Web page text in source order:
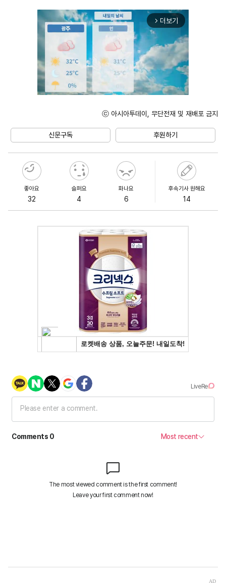
arrow_forward_ios 더보기
ⓒ 아시아투데이, 무단전재 및 재배포 금지
신문구독 후원하기
좋아요
32
슬퍼요
4
화나요
6
후속기사 원해요
14